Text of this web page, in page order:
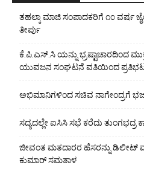
ತಹಲ್ಕಾ ಮಾಜಿ ಸಂಪಾದಕರಿಗೆ ೧೦ ವರ್ಷ
ತೀರ್ಪು
ಕೆ.ಪಿ.ಎಸ್.ಸಿ ಯನ್ನು ಭ್ರಷ್ಟಾಚಾರದಿಂದ
ಯುವಜನ ಸಂಘಟನೆ ವತಿಯಿಂದ
ಅಭಿಮಾನಿಗಳಿಂದ ಸಚಿವ ನಾಗೇಂದ್ರಗೆ
ಸದ್ಯದಲ್ಲೇ ಐಸಿಸಿ ಸಭೆ ಕರೆದು ತುಂಗಭದ್ರ
ಜೀವಂತ ಮತದಾರರ ಹೆಸರನ್ನು ಡಿಲೀಟ್
ಕುಮಾರ್ ಸಮತಾಳ